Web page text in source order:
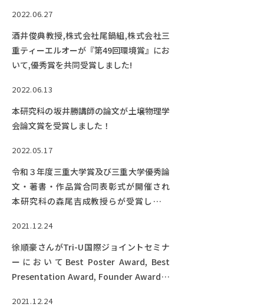
2022.06.27
酒井俊典教授,株式会社尾鍋組,株式会社三
重ティーエルオーが『第49回環境賞』にお
いて,優秀賞を共同受賞しました!
2022.06.13
本研究科の坂井勝講師の論文が土壌物理学
会論文賞を受賞しました！
2022.05.17
令和３年度三重大学賞及び三重大学優秀論
文・著書・作品賞合同表彰式が開催され
本研究科の森尾吉成教授らが受賞しまし
2021.12.24
徐順豪さんがTri-U国際ジョイントセミナ
ーにおいてBest Poster Award, Best
Presentation Award, Founder Awardを
2021.12.24